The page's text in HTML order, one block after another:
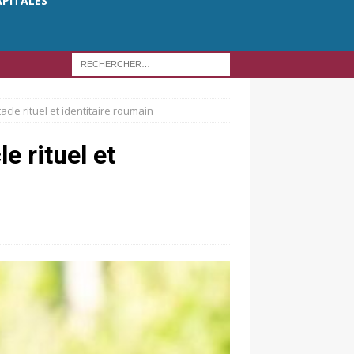
rituel et identitaire roumain
rituel et